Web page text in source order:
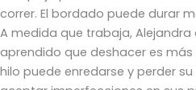
correr. El bordado puede durar
A medida que trabaja,
aprendido que deshacer es
hilo puede enredarse y perder